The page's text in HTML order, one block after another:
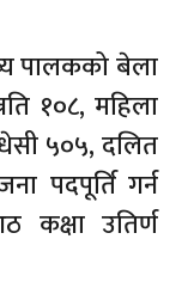
पालकको बेला
१०८, महिला
५०५, दलित
पदपूर्ति गर्न
उतिर्ण